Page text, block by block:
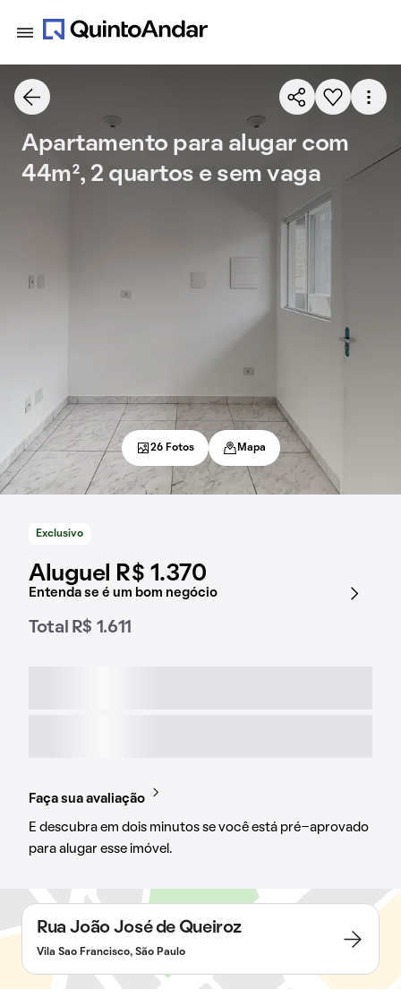
Exclusivo
Aluguel R$ 1.370
Entenda se é um bom negócio
Total R$ 1.611
Faça sua avaliação
E descubra em dois minutos se você está pré-aprovado
para alugar esse imóvel.
Apartamento para alugar com
44m², 2 quartos e sem vaga
26 Fotos Mapa
Rua João José de Queiroz
Vila Sao Francisco, São Paulo